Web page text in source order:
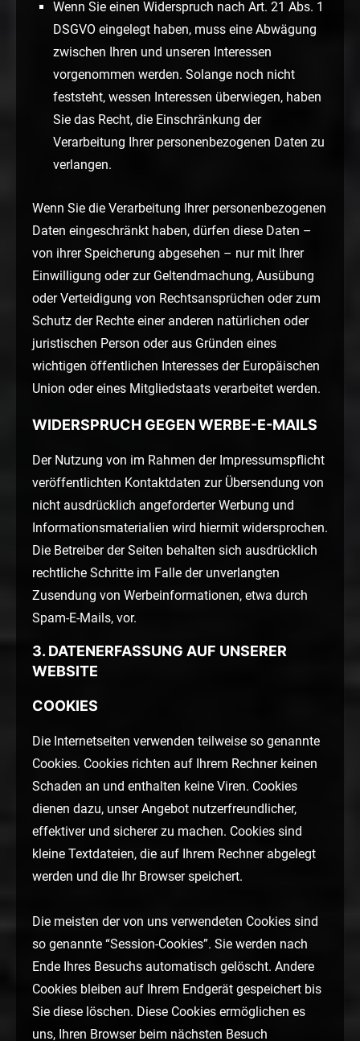
Wenn Sie einen Widerspruch nach Art. 21 Abs. 1
DSGVO eingelegt haben, muss eine Abwägung
zwischen Ihren und unseren Interessen
vorgenommen werden. Solange noch nicht
feststeht, wessen Interessen überwiegen, haben
Sie das Recht, die Einschränkung der
Verarbeitung Ihrer personenbezogenen Daten zu
verlangen.
Wenn Sie die Verarbeitung Ihrer personenbezogenen
Daten eingeschränkt haben, dürfen diese Daten –
von ihrer Speicherung abgesehen – nur mit Ihrer
Einwilligung oder zur Geltendmachung, Ausübung
oder Verteidigung von Rechtsansprüchen oder zum
Schutz der Rechte einer anderen natürlichen oder
juristischen Person oder aus Gründen eines
wichtigen öffentlichen Interesses der Europäischen
Union oder eines Mitgliedstaats verarbeitet werden.
WIDERSPRUCH GEGEN WERBE-E-MAILS
Der Nutzung von im Rahmen der Impressumspflicht
veröffentlichten Kontaktdaten zur Übersendung von
nicht ausdrücklich angeforderter Werbung und
Informationsmaterialien wird hiermit widersprochen.
Die Betreiber der Seiten behalten sich ausdrücklich
rechtliche Schritte im Falle der unverlangten
Zusendung von Werbeinformationen, etwa durch
Spam-E-Mails, vor.
3. DATENERFASSUNG AUF UNSERER
WEBSITE
COOKIES
Die Internetseiten verwenden teilweise so genannte
Cookies. Cookies richten auf Ihrem Rechner keinen
Schaden an und enthalten keine Viren. Cookies
dienen dazu, unser Angebot nutzerfreundlicher,
effektiver und sicherer zu machen. Cookies sind
kleine Textdateien, die auf Ihrem Rechner abgelegt
werden und die Ihr Browser speichert.
Die meisten der von uns verwendeten Cookies sind
so genannte “Session-Cookies”. Sie werden nach
Ende Ihres Besuchs automatisch gelöscht. Andere
Cookies bleiben auf Ihrem Endgerät gespeichert bis
Sie diese löschen. Diese Cookies ermöglichen es
uns, Ihren Browser beim nächsten Besuch